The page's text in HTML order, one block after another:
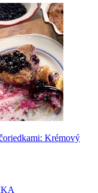
Krémový